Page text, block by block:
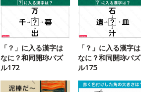
「？」に入る漢字は
なに？和同開珎パズ
ル172
「？」に入る漢字は
なに？和同開珎パズ
ル175